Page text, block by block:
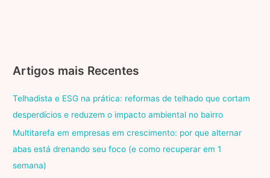
Artigos mais Recentes
Telhadista e ESG na prática: reformas de telhado que cortam
desperdícios e reduzem o impacto ambiental no bairro
Multitarefa em empresas em crescimento: por que alternar
abas está drenando seu foco (e como recuperar em 1
semana)